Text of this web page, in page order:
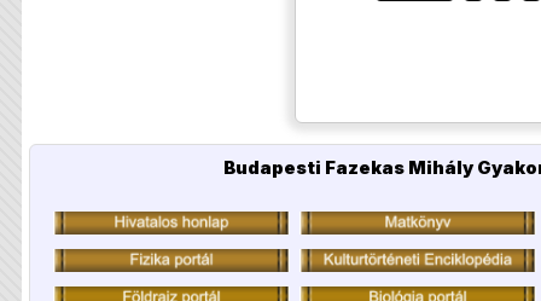
Budapesti Fazekas Mihály